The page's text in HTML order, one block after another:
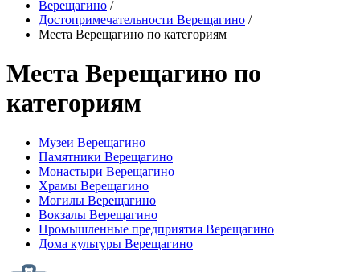
Верещагино /
Достопримечательности Верещагино /
Места Верещагино по категориям
Места Верещагино по
категориям
Музеи Верещагино
Памятники Верещагино
Монастыри Верещагино
Храмы Верещагино
Могилы Верещагино
Вокзалы Верещагино
Промышленные предприятия Верещагино
Дома культуры Верещагино